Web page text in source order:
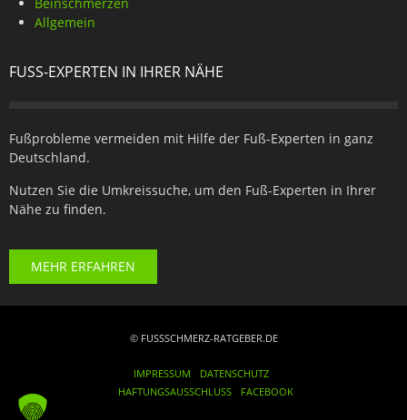
Allgemein
FUSS-EXPERTEN IN IHRER NÄHE
Fußprobleme vermeiden mit Hilfe der Fuß-Experten in ganz
Deutschland.
Nutzen Sie die Umkreissuche, um den Fuß-Experten in Ihrer
Nähe zu finden.
MEHR ERFAHREN
© FUSSSCHMERZ-RATGEBER.DE
IMPRESSUM
DATENSCHUTZ
HAFTUNGSAUSSCHLUSS
FACEBOOK